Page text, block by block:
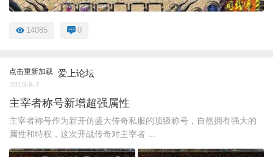
14085 0
点击重新加载 爱上论坛
2019-8-7
主宰者称号新增超强属性
主宰者称号作为新开仿盛大传奇私服的顶级称号，自然拥有强大的
属性和特权，这次开战传奇对主宰者 ...